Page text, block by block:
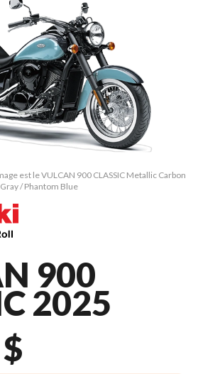
est le VULCAN 900 CLASSIC Metallic Carbon
Gray / Phantom Blue
900
2025